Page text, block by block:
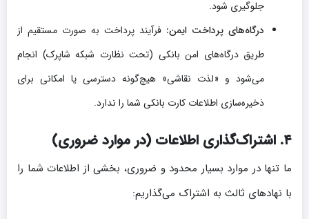
جلوگیری شود.
درگاه‌های پرداخت ایمن: فرآیند پرداخت به صورت مستقیم از
طریق درگاه‌های امن بانکی (تحت نظارت شبکه شاپرک) انجام
می‌شود و «لذت نقاشی» هیچ‌گونه دسترسی یا امکانی برای
ذخیره‌سازی اطلاعات کارت بانکی شما را ندارد.
۴. اشتراک‌گذاری اطلاعات (در موارد ضروری)
ما تنها در موارد بسیار محدود و ضروری، بخشی از اطلاعات شما را
با نهادهای ثالث به اشتراک می‌گذاریم: